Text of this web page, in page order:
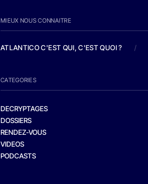
MIEUX NOUS CONNAITRE
ATLANTICO C'EST QUI, C'EST QUOI ? /
CATEGORIES
DECRYPTAGES
DOSSIERS
RENDEZ-VOUS
VIDEOS
PODCASTS